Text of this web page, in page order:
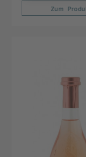
Zum